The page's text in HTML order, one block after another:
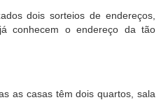
dois sorteios de endereços,
conhecem o endereço da tão
as casas têm dois quartos, sala